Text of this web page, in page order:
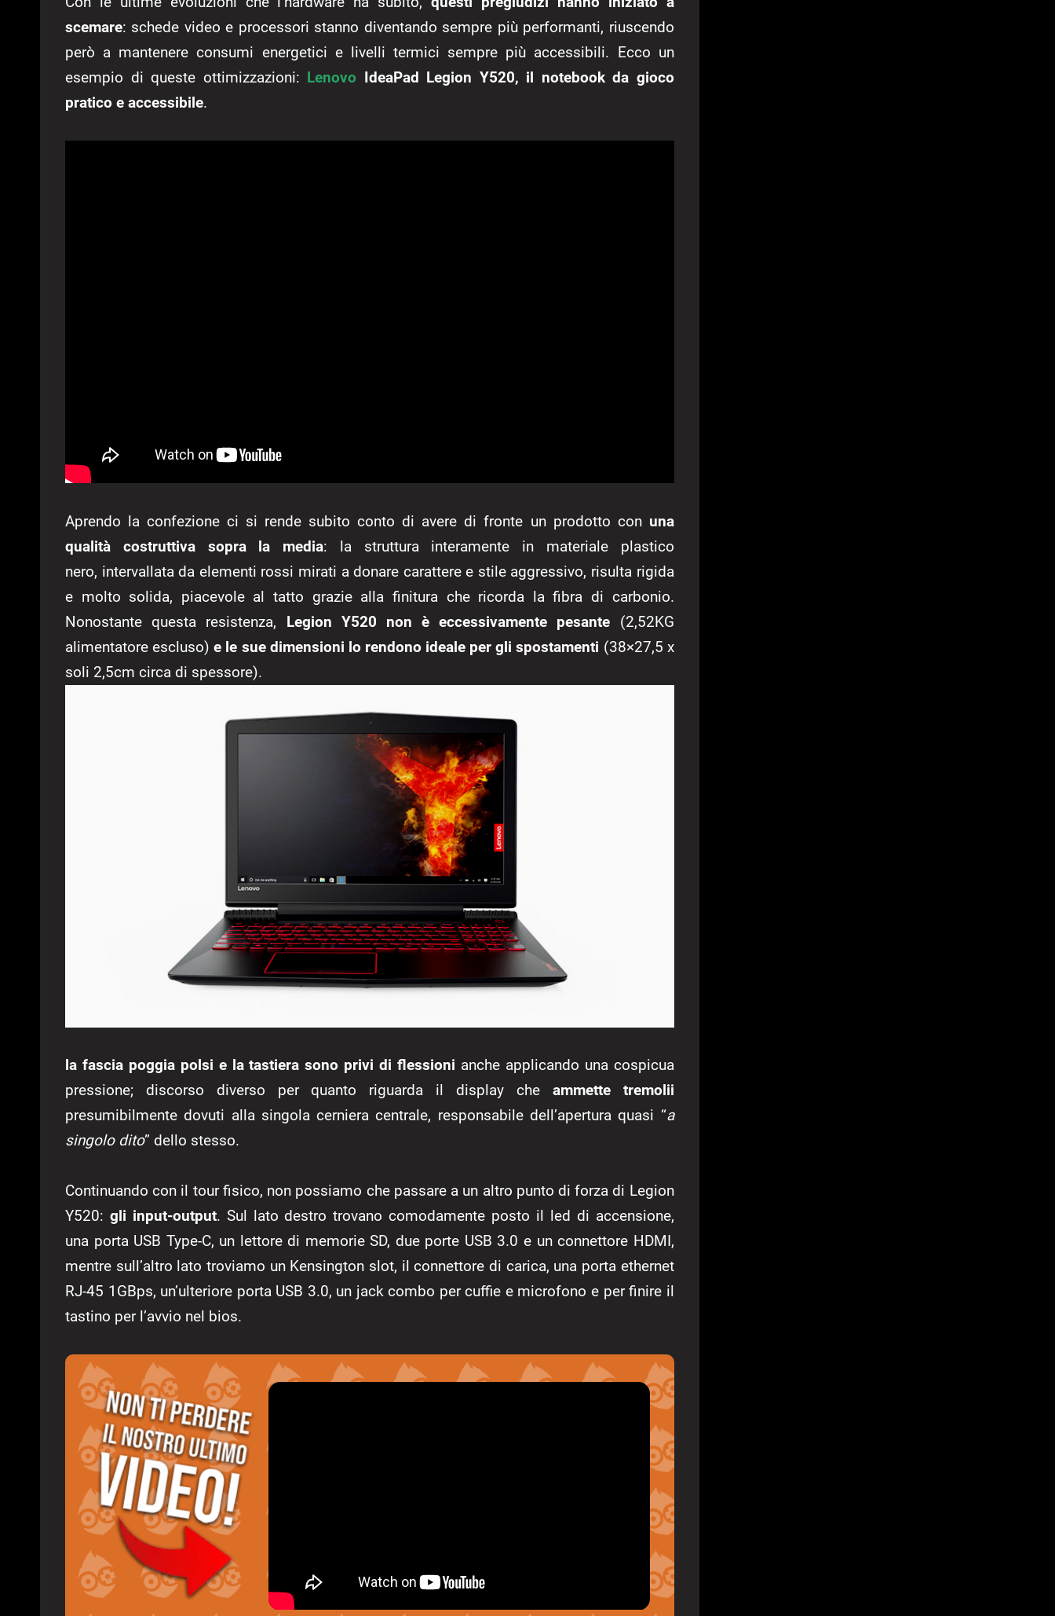
scemare: schede video e processori stanno diventando sempre più performanti, riuscendo
però a mantenere consumi energetici e livelli termici sempre più accessibili. Ecco un
esempio di queste ottimizzazioni: Lenovo IdeaPad Legion Y520, il notebook da gioco
pratico e accessibile.
Aprendo la confezione ci si rende subito conto di avere di fronte un prodotto conuna
qualità costruttiva sopra la media: la struttura interamente in materiale plastico
nero, intervallata da elementi rossi mirati a donare carattere e stile aggressivo, risulta rigida
e molto solida, piacevole al tatto grazie alla finitura che ricorda la fibra di carbonio.
Nonostante questa resistenza, Legion Y520 non è eccessivamente pesante (2,52KG
alimentatore escluso)e le sue dimensioni lo rendono ideale per gli spostamenti (38×27,5 x
soli 2,5cm circa di spessore).
la fascia poggia polsi e la tastiera sono privi di flessioni anche applicando una cospicua
pressione; discorso diverso per quanto riguarda il display che ammette tremolii
presumibilmente dovuti alla singola cerniera centrale, responsabile dell’apertura quasi “a
singolo dito” dello stesso.
Continuando con il tour fisico, non possiamo che passare a un altro punto di forza di Legion
Y520: gli input-output. Sul lato destro trovano comodamente posto il led di accensione,
una porta USB Type-C, un lettore di memorie SD, due porte USB 3.0 e un connettore HDMI,
mentre sull’altro lato troviamo un Kensington slot, il connettore di carica, una porta ethernet
RJ-45 1GBps, un’ulteriore porta USB 3.0, un jack combo per cuffie e microfono e per finire il
tastino per l’avvio nel bios.